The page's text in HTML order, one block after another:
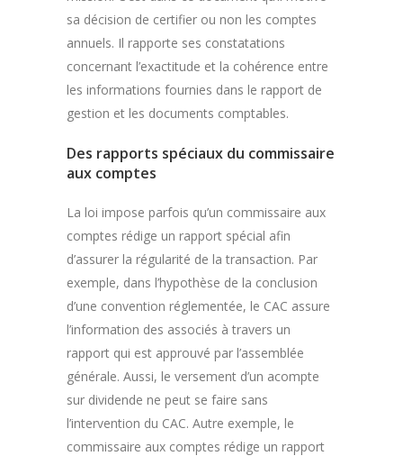
sa décision de certifier ou non les comptes
annuels. Il rapporte ses constatations
concernant l’exactitude et la cohérence entre
les informations fournies dans le rapport de
gestion et les documents comptables.
Des rapports spéciaux du commissaire
aux comptes
La loi impose parfois qu’un commissaire aux
comptes rédige un rapport spécial afin
d’assurer la régularité de la transaction. Par
exemple, dans l’hypothèse de la conclusion
d’une convention réglementée, le CAC assure
l’information des associés à travers un
rapport qui est approuvé par l’assemblée
générale. Aussi, le versement d’un acompte
sur dividende ne peut se faire sans
l’intervention du CAC. Autre exemple, le
commissaire aux comptes rédige un rapport